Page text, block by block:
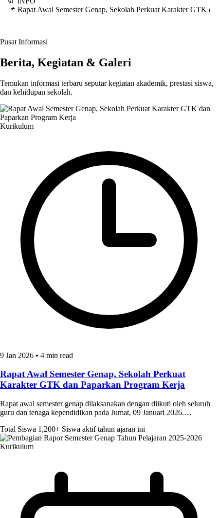
📌 Rapat Awal Semester Genap, Sekolah Perkuat Karakter GTK
Pusat Informasi
Berita, Kegiatan & Galeri
Temukan informasi terbaru seputar kegiatan akademik, prestasi siswa,
dan kehidupan sekolah.
Kurikulum
9 Jan 2026 • 4 min read
Rapat Awal Semester Genap, Sekolah Perkuat
Karakter GTK dan Paparkan Program Kerja
Rapat awal semester genap dilaksanakan dengan diikuti oleh seluruh
guru dan tenaga kependidikan pada Jumat, 09 Januari 2026.…
Total Siswa 1,200+ Siswa aktif tahun ajaran ini
Kurikulum